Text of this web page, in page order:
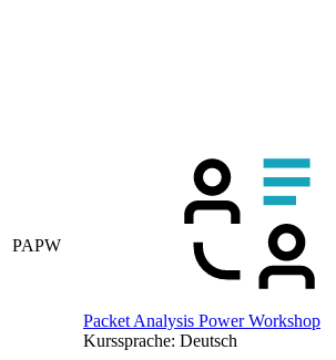
PAPW
Packet Analysis Power Workshop
Kurssprache: Deutsch